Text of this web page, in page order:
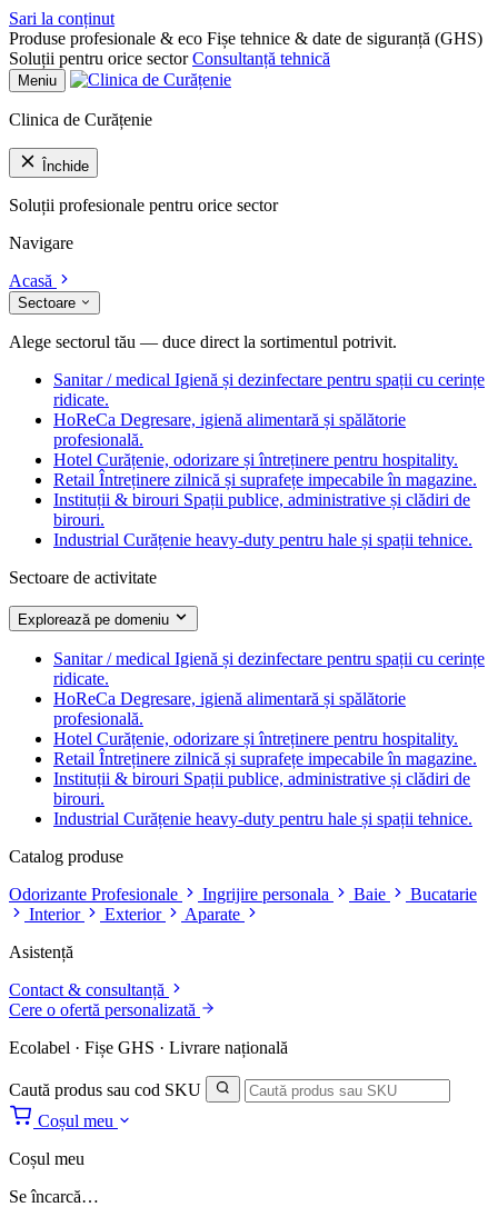
Sari la conținut
Produse profesionale & eco Fișe tehnice & date de siguranță (GHS)
Soluții pentru orice sector Consultanță tehnică
Meniu
Clinica de Curățenie
Închide
Soluții profesionale pentru orice sector
Navigare
Acasă
Sectoare
Alege sectorul tău — duce direct la sortimentul potrivit.
Sanitar / medical Igienă și dezinfectare pentru spații cu cerințe
ridicate.
HoReCa Degresare, igienă alimentară și spălătorie
profesională.
Hotel Curățenie, odorizare și întreținere pentru hospitality.
Retail Întreținere zilnică și suprafețe impecabile în magazine.
Instituții & birouri Spații publice, administrative și clădiri de
birouri.
Industrial Curățenie heavy-duty pentru hale și spații tehnice.
Sectoare de activitate
Explorează pe domeniu
Sanitar / medical Igienă și dezinfectare pentru spații cu cerințe
ridicate.
HoReCa Degresare, igienă alimentară și spălătorie
profesională.
Hotel Curățenie, odorizare și întreținere pentru hospitality.
Retail Întreținere zilnică și suprafețe impecabile în magazine.
Instituții & birouri Spații publice, administrative și clădiri de
birouri.
Industrial Curățenie heavy-duty pentru hale și spații tehnice.
Catalog produse
Odorizante Profesionale
Ingrijire personala Baie
Bucatarie
Interior
Exterior
Aparate
Asistență
Contact & consultanță
Cere o ofertă personalizată
Ecolabel · Fișe GHS · Livrare națională
Caută produs sau cod SKU
Coșul meu
Coșul meu
Se încarcă…